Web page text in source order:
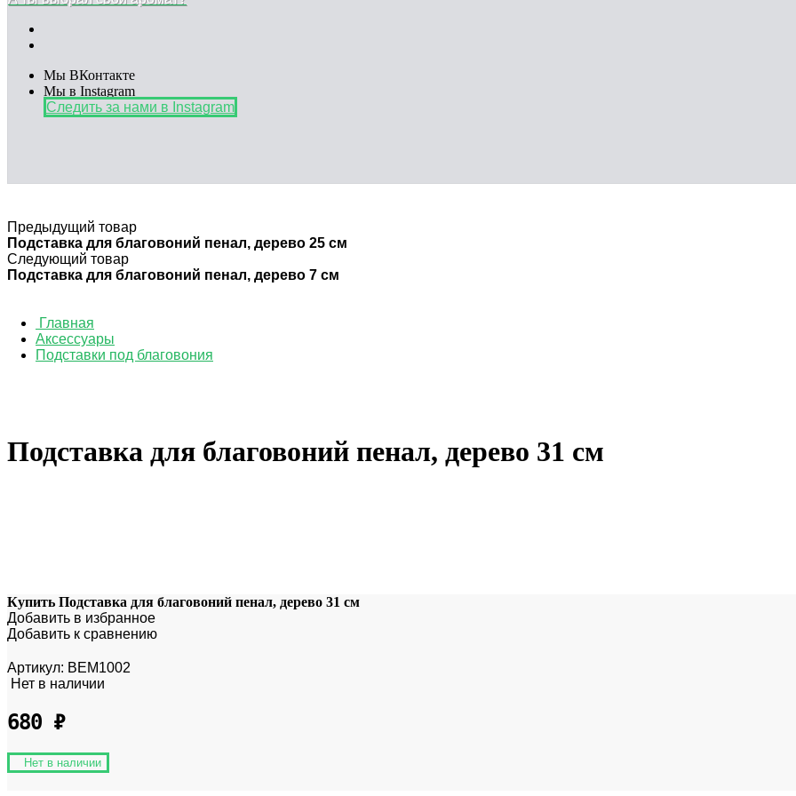
Мы ВКонтакте
Мы в Instagram
Следить за нами в Instagram
Предыдущий товар
Подставка для благовоний пенал, дерево 25 см
Следующий товар
Подставка для благовоний пенал, дерево 7 см
Главная
Аксессуары
Подставки под благовония
Подставка для благовоний пенал, дерево 31 см
Купить Подставка для благовоний пенал, дерево 31 см
Добавить в избранное
Добавить к сравнению
Артикул: BEM1002
Нет в наличии
680 ₽
Нет в наличии